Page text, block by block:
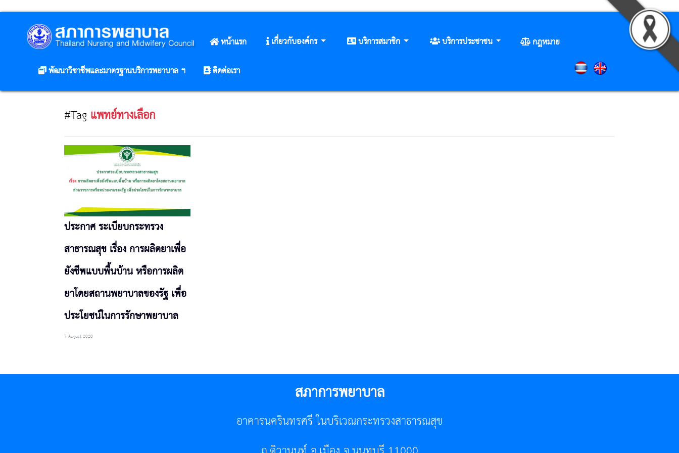
หน้าแรก เกี่ยวกับองค์กร บริการสมาชิก บริการประชาชน
กฎหมาย
พัฒนาวิชาชีพและมาตรฐานบริการพยาบาล ฯ
ติดต่อเรา
#Tag แพทย์ทางเลือก
ประกาศ ระเบียบกระทรวง
สาธารณสุข เรื่อง การผลิตยาเพื่อ
ยังชีพแบบพื้นบ้าน หรือการผลิต
ยาโดยสถานพยาบาลของรัฐ เพื่อ
ประโยชน์ในการรักษาพยาบาล
7 August 2020
สภาการพยาบาล
อาคารนครินทรศรี ในบริเวณกระทรวงสาธารณสุข